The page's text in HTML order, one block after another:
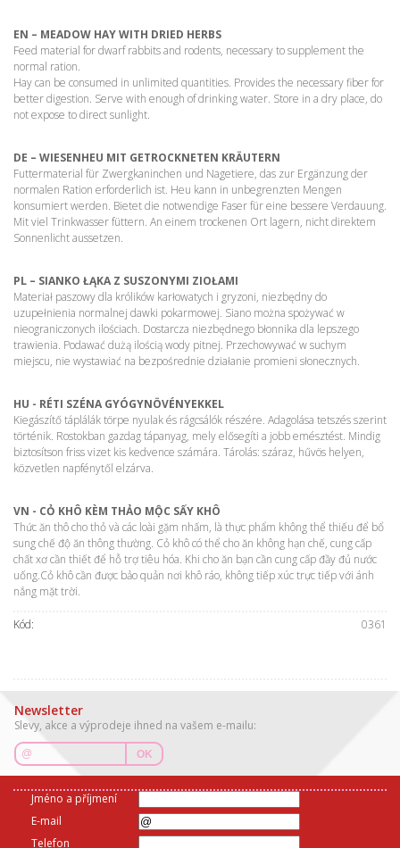
EN – MEADOW HAY WITH DRIED HERBS
Feed material for dwarf rabbits and rodents, necessary to supplement the
normal ration.
Hay can be consumed in unlimited quantities. Provides the necessary fiber for
better digestion. Serve with enough of drinking water. Store in a dry place, do
not expose to direct sunlight.
DE – WIESENHEU MIT GETROCKNETEN KRÄUTERN
Futtermaterial für Zwergkaninchen und Nagetiere, das zur Ergänzung der
normalen Ration erforderlich ist. Heu kann in unbegrenzten Mengen
konsumiert werden. Bietet die notwendige Faser für eine bessere Verdauung.
Mit viel Trinkwasser füttern. An einem trockenen Ort lagern, nicht direktem
Sonnenlicht aussetzen.
PL – SIANKO ŁĄKA Z SUSZONYMI ZIOŁAMI
Materiał paszowy dla królików karłowatych i gryzoni, niezbędny do
uzupełnienia normalnej dawki pokarmowej. Siano można spożywać w
nieograniczonych ilościach. Dostarcza niezbędnego błonnika dla lepszego
trawienia. Podawać dużą ilością wody pitnej. Przechowywać w suchym
miejscu, nie wystawiać na bezpośrednie działanie promieni słonecznych.
HU - RÉTI SZÉNA GYÓGYNÖVÉNYEKKEL
Kiegászítő táplálák törpe nyulak és rágcsálók részére. Adagolása tetszés szerint
történik. Rostokban gazdag tápanyag, mely elősegíti a jobb emésztést. Mindig
biztosítson friss vizet kis kedvence számára. Tárolás: száraz, hűvös helyen,
közvetlen napfénytől elzárva.
VN - CỎ KHÔ KÈM THẢO MỘC SẤY KHÔ
Thức ăn thô cho thỏ và các loài gặm nhấm, là thực phẩm không thể thiếu để bổ
sung chế độ ăn thông thường. Cỏ khô có thể cho ăn không hạn chế, cung cấp
chất xơ cần thiết để hỗ trợ tiêu hóa. Khi cho ăn bạn cần cung cấp đầy đủ nước
uống.Cỏ khô cần được bảo quản nơi khô ráo, không tiếp xúc trực tiếp với ánh
nắng mặt trời.
Kód: 0361
Newsletter
Slevy, akce a výprodeje ihned na vašem e-mailu:
OK
Jméno a příjmení
E-mail
Telefon